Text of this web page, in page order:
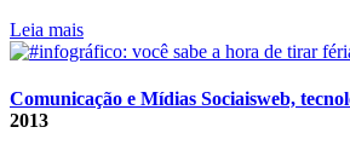
Leia mais
Comunicação e Mídias Sociaisweb,
2013